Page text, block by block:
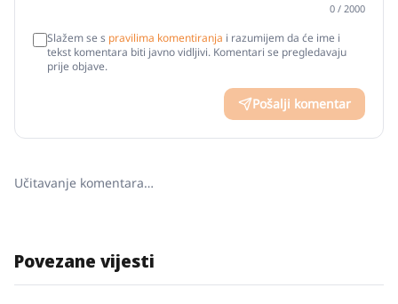
0 / 2000
Slažem se s pravilima komentiranja i razumijem da će ime i
tekst komentara biti javno vidljivi. Komentari se pregledavaju
prije objave.
Pošalji komentar
Učitavanje komentara…
Povezane vijesti